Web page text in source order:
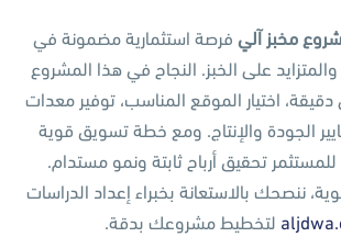
مخبز آلي فرصة استثمارية مضمونة في
على الخبز. النجاح في هذا المشروع
اختيار الموقع المناسب، توفير معدات
الجودة والإنتاج. ومع خطة تسويق قوية
تحقيق أرباح ثابتة ونمو مستدام.
ننصحك بالاستعانة بخبراء إعداد الدراسات
لتخطيط مشروعك بدقة.